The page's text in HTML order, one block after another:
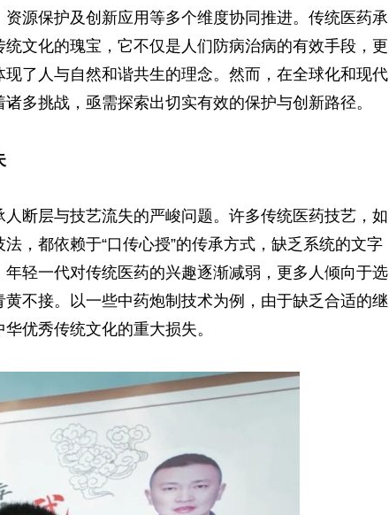
源保护及创新应用等多个维度协同推进。传统医药承
文化的瑰宝，它不仅是人们防病治病的有效手段，更
了人与自然和谐共生的理念。然而，在全球化和现代
多挑战，亟需探索出切实有效的保护与创新路径。
层与技艺流失的严峻问题。许多传统医药技艺，如
，都依赖于“口传心授”的传承方式，缺乏系统的文字
轻一代对传统医药的兴趣逐渐减弱，更多人倾向于选
不接。以一些中药炮制技术为例，由于缺乏合适的继
优秀传统文化的重大损失。